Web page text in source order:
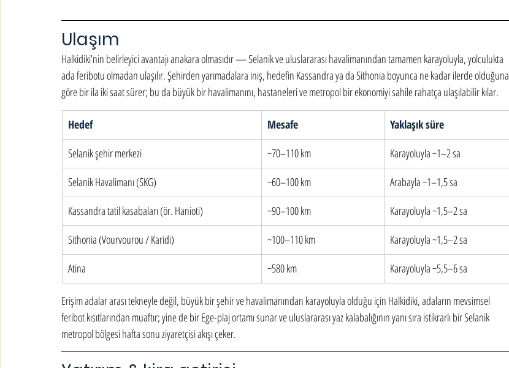
Ulaşım
Halkidiki’nin belirleyici avantajı anakara olmasıdır — Selanik ve uluslararası havalimanından tamamen karayoluyla, yolculukta
ada feribotu olmadan ulaşılır. Şehirden yarımadalara iniş, hedefin Kassandra ya da Sithonia boyunca ne kadar ilerde olduğuna
göre bir ila iki saat sürer; bu da büyük bir havalimanını, hastaneleri ve metropol bir ekonomiyi sahile rahatça ulaşılabilir kılar.
Hedef Mesafe
Yaklaşık süre
Selanik şehir merkezi
~70–110 km
Karayoluyla ~1–2 sa
Selanik Havalimanı (SKG)
~60–100 km
Arabayla ~1–1,5 sa
Kassandra tatil kasabaları (ör. Hanioti)
~90–100 km
Karayoluyla ~1,5–2 sa
Sithonia (Vourvourou / Karidi)
~100–110 km
Karayoluyla ~1,5–2 sa
Atina
~580 km Karayoluyla ~5,5–6 sa
Erişim adalar arası tekneyle değil, büyük bir şehir ve havalimanından karayoluyla olduğu için Halkidiki, adaların mevsimsel
feribot kısıtlarından muaftır; yine de bir Ege-plaj ortamı sunar ve uluslararası yaz kalabalığının yanı sıra istikrarlı bir Selanik
metropol bölgesi hafta sonu ziyaretçisi akışı çeker.